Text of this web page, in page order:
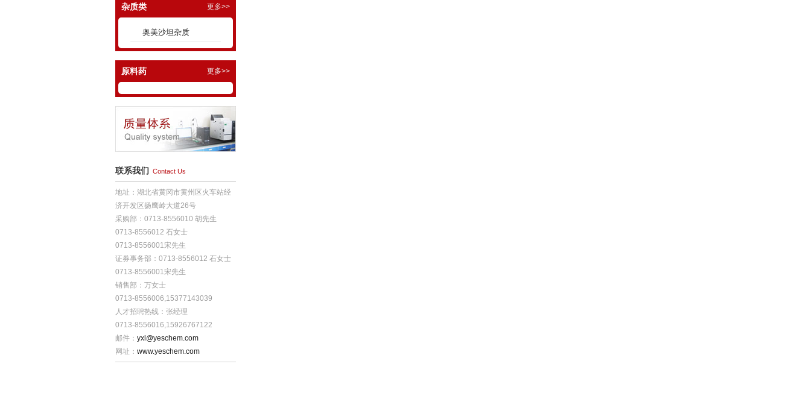
杂质类 更多>>
奥美沙坦杂质
原料药 更多>>
联系我们 Contact Us
地址：湖北省黄冈市黄州区火车站经
济开发区扬鹰岭大道26号
采购部：0713-8556010 胡先生
0713-8556012 石女士
0713-8556001宋先生
证券事务部：0713-8556012 石女士
0713-8556001宋先生
销售部：万女士
0713-8556006,15377143039
人才招聘热线：张经理
0713-8556016,15926767122
邮件： yxl@yeschem.com
网址： www.yeschem.com